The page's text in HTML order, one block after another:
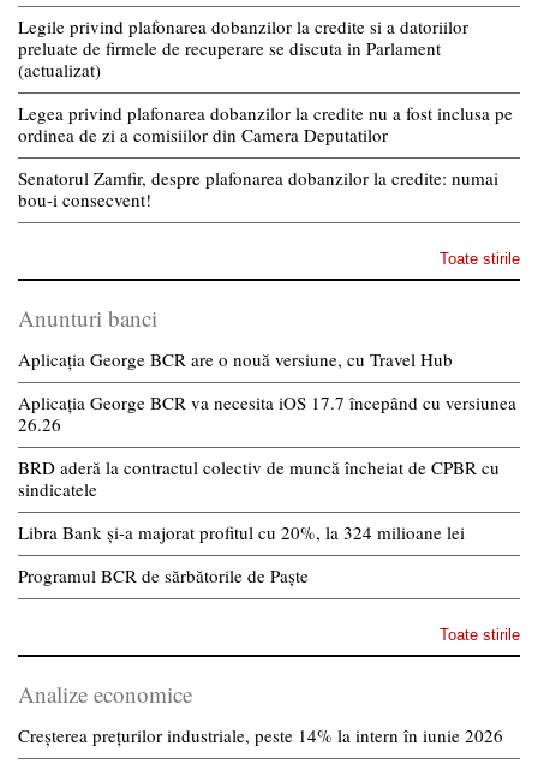
Legile privind plafonarea dobanzilor la credite si a datoriilor
preluate de firmele de recuperare se discuta in Parlament
(actualizat)
Legea privind plafonarea dobanzilor la credite nu a fost inclusa pe
ordinea de zi a comisiilor din Camera Deputatilor
Senatorul Zamfir, despre plafonarea dobanzilor la credite: numai
bou-i consecvent!
Toate stirile
Anunturi banci
Aplicația George BCR are o nouă versiune, cu Travel Hub
Aplicația George BCR va necesita iOS 17.7 începând cu versiunea
26.26
BRD aderă la contractul colectiv de muncă încheiat de CPBR cu
sindicatele
Libra Bank și-a majorat profitul cu 20%, la 324 milioane lei
Programul BCR de sărbătorile de Paște
Toate stirile
Analize economice
Creșterea prețurilor industriale, peste 14% la intern în iunie 2026